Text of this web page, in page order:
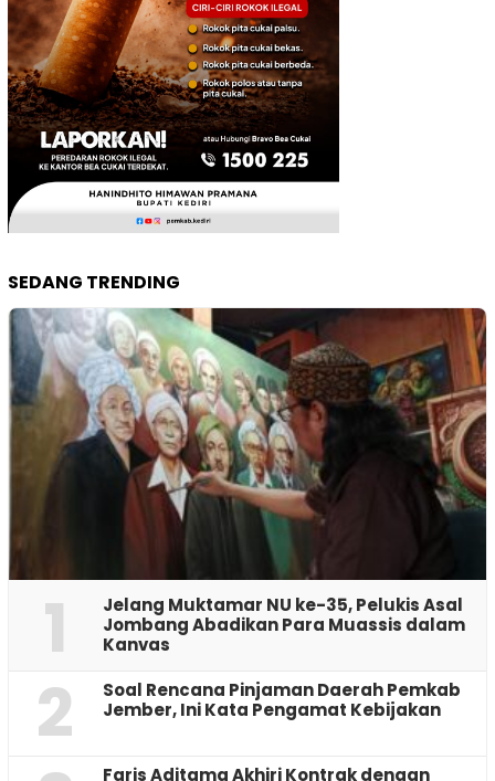
SEDANG TRENDING
1
Jelang Muktamar NU ke-35, Pelukis Asal
Jombang Abadikan Para Muassis dalam
Kanvas
2
‎Soal Rencana Pinjaman Daerah Pemkab
Jember, Ini Kata Pengamat Kebijakan ‎
Faris Aditama Akhiri Kontrak dengan